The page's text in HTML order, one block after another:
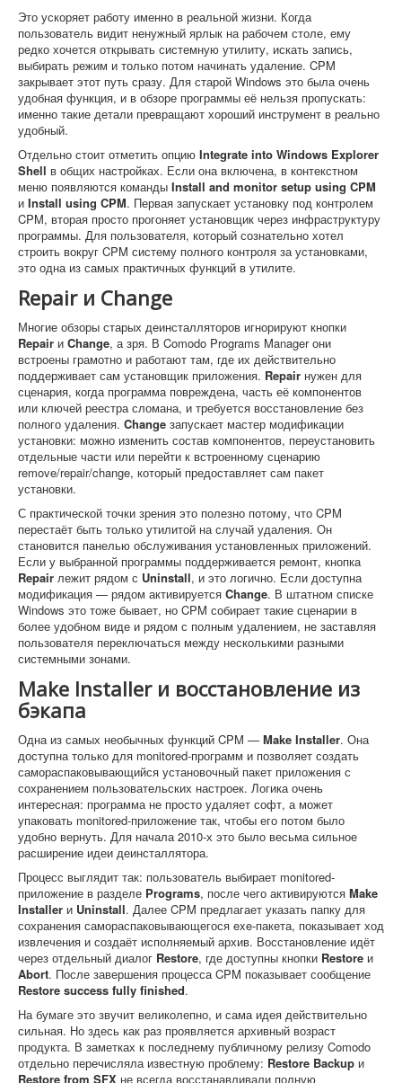
Это ускоряет работу именно в реальной жизни. Когда
пользователь видит ненужный ярлык на рабочем столе, ему
редко хочется открывать системную утилиту, искать запись,
выбирать режим и только потом начинать удаление. CPM
закрывает этот путь сразу. Для старой Windows это была очень
удобная функция, и в обзоре программы её нельзя пропускать:
именно такие детали превращают хороший инструмент в реально
удобный.
Отдельно стоит отметить опцию Integrate into Windows Explorer
Shell в общих настройках. Если она включена, в контекстном
меню появляются команды Install and monitor setup using CPM
и Install using CPM. Первая запускает установку под контролем
CPM, вторая просто прогоняет установщик через инфраструктуру
программы. Для пользователя, который сознательно хотел
строить вокруг CPM систему полного контроля за установками,
это одна из самых практичных функций в утилите.
Repair и Change
Многие обзоры старых деинсталляторов игнорируют кнопки
Repair и Change, а зря. В Comodo Programs Manager они
встроены грамотно и работают там, где их действительно
поддерживает сам установщик приложения. Repair нужен для
сценария, когда программа повреждена, часть её компонентов
или ключей реестра сломана, и требуется восстановление без
полного удаления. Change запускает мастер модификации
установки: можно изменить состав компонентов, переустановить
отдельные части или перейти к встроенному сценарию
remove/repair/change, который предоставляет сам пакет
установки.
С практической точки зрения это полезно потому, что CPM
перестаёт быть только утилитой на случай удаления. Он
становится панелью обслуживания установленных приложений.
Если у выбранной программы поддерживается ремонт, кнопка
Repair лежит рядом с Uninstall, и это логично. Если доступна
модификация — рядом активируется Change. В штатном списке
Windows это тоже бывает, но CPM собирает такие сценарии в
более удобном виде и рядом с полным удалением, не заставляя
пользователя переключаться между несколькими разными
системными зонами.
Make Installer и восстановление из
бэкапа
Одна из самых необычных функций CPM — Make Installer. Она
доступна только для monitored-программ и позволяет создать
самораспаковывающийся установочный пакет приложения с
сохранением пользовательских настроек. Логика очень
интересная: программа не просто удаляет софт, а может
упаковать monitored-приложение так, чтобы его потом было
удобно вернуть. Для начала 2010-х это было весьма сильное
расширение идеи деинсталлятора.
Процесс выглядит так: пользователь выбирает monitored-
приложение в разделе Programs, после чего активируются Make
Installer и Uninstall. Далее CPM предлагает указать папку для
сохранения самораспаковывающегося exe-пакета, показывает ход
извлечения и создаёт исполняемый архив. Восстановление идёт
через отдельный диалог Restore, где доступны кнопки Restore и
Abort. После завершения процесса CPM показывает сообщение
Restore success fully finished.
На бумаге это звучит великолепно, и сама идея действительно
сильная. Но здесь как раз проявляется архивный возраст
продукта. В заметках к последнему публичному релизу Comodo
отдельно перечисляла известную проблему: Restore Backup и
Restore from SFX не всегда восстанавливали полную